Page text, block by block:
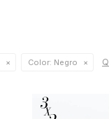
Color: Negro